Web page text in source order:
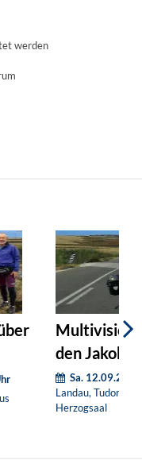
werden
den
Sa.
Landau, Tudors
Herzogsaal